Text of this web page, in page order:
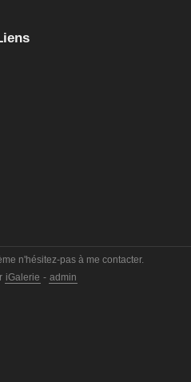
n'hésitez-pas à me contacter.
iGalerie - admin